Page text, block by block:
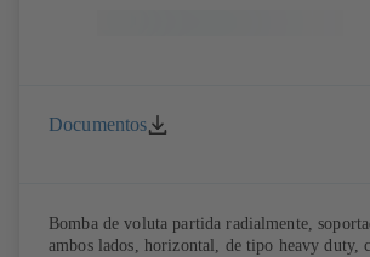
Documentos
Bomba de voluta partida radialmente,
ambos lados, horizontal, de tipo heavy duty,